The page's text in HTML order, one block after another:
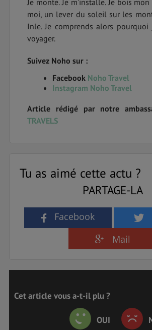
Je monte. Je m'installe. Je bois
moi, un lever du soleil sur les
Inle. Je comprends alors pourquoi
voyager.
Suivez Noho sur :
Facebook Noho Travel
Instagram Noho Travel
Article rédigé par notre
TRAVELS
Tu as aimé cette actu ?
PARTAGE-LA
Facebook
Mail
Cet article vous a-t-il plu ?
OUI